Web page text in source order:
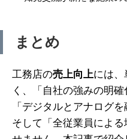
まとめ
工務店の売上向上には、
く、「自社の強みの明
「デジタルとアナログ
そして「全従業員によ